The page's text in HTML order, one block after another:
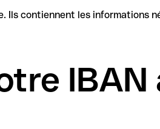
IBAN